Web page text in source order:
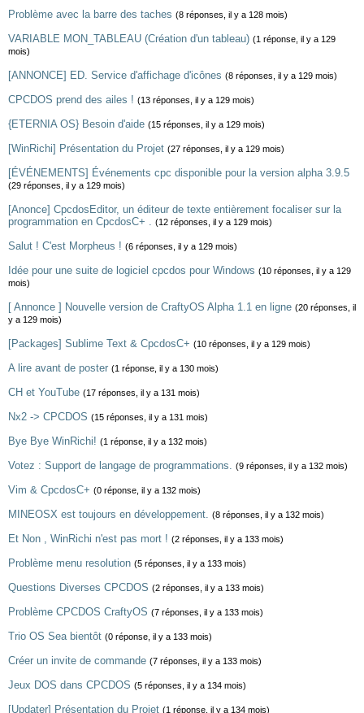
Problème avec la barre des taches (8 réponses, il y a 128 mois)
VARIABLE MON_TABLEAU (Création d'un tableau) (1 réponse, il y a 129
mois)
[ANNONCE] ED. Service d'affichage d'icônes (8 réponses, il y a 129 mois)
CPCDOS prend des ailes ! (13 réponses, il y a 129 mois)
{ETERNIA OS} Besoin d'aide (15 réponses, il y a 129 mois)
[WinRichi] Présentation du Projet (27 réponses, il y a 129 mois)
[ÉVÉNEMENTS] Événements cpc disponible pour la version alpha 3.9.5
(29 réponses, il y a 129 mois)
[Anonce] CpcdosEditor, un éditeur de texte entièrement focaliser sur la
programmation en CpcdosC+ . (12 réponses, il y a 129 mois)
Salut ! C'est Morpheus ! (6 réponses, il y a 129 mois)
Idée pour une suite de logiciel cpcdos pour Windows (10 réponses, il y a 129
mois)
[ Annonce ] Nouvelle version de CraftyOS Alpha 1.1 en ligne (20 réponses, il
y a 129 mois)
[Packages] Sublime Text & CpcdosC+ (10 réponses, il y a 129 mois)
A lire avant de poster (1 réponse, il y a 130 mois)
CH et YouTube (17 réponses, il y a 131 mois)
Nx2 -> CPCDOS (15 réponses, il y a 131 mois)
Bye Bye WinRichi! (1 réponse, il y a 132 mois)
Votez : Support de langage de programmations. (9 réponses, il y a 132 mois)
Vim & CpcdosC+ (0 réponse, il y a 132 mois)
MINEOSX est toujours en développement. (8 réponses, il y a 132 mois)
Et Non , WinRichi n'est pas mort ! (2 réponses, il y a 133 mois)
Problème menu resolution (5 réponses, il y a 133 mois)
Questions Diverses CPCDOS (2 réponses, il y a 133 mois)
Problème CPCDOS CraftyOS (7 réponses, il y a 133 mois)
Trio OS Sea bientôt (0 réponse, il y a 133 mois)
Créer un invite de commande (7 réponses, il y a 133 mois)
Jeux DOS dans CPCDOS (5 réponses, il y a 134 mois)
[Updater] Présentation du Projet (1 réponse, il y a 134 mois)